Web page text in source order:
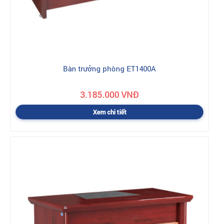
Bàn trưởng phòng ET1400A
3.185.000 VNĐ
Xem chi tiết